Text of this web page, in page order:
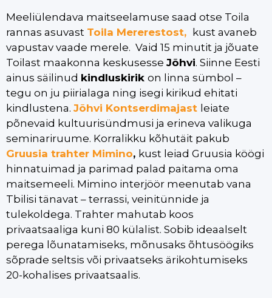
Meeliülendava maitseelamuse saad otse Toila
rannas asuvast Toila Mererestost, kust avaneb
vapustav vaade merele. Vaid 15 minutit ja jõuate
Toilast maakonna keskusesse Jõhvi. Siinne Eesti
ainus säilinud kindluskirik on linna sümbol –
tegu on ju piirialaga ning isegi kirikud ehitati
kindlustena. Jõhvi Kontserdimajast leiate
põnevaid kultuurisündmusi ja erineva valikuga
seminariruume. Korralikku kõhutäit pakub
Gruusia trahter Mimino, kust leiad Gruusia köögi
hinnatuimad ja parimad palad paitama oma
maitsemeeli. Mimino interjöör meenutab vana
Tbilisi tänavat – terrassi, veinitünnide ja
tulekoldega. Trahter mahutab koos
privaatsaaliga kuni 80 külalist. Sobib ideaalselt
perega lõunatamiseks, mõnusaks õhtusöögiks
sõprade seltsis või privaatseks ärikohtumiseks
20-kohalises privaatsaalis.